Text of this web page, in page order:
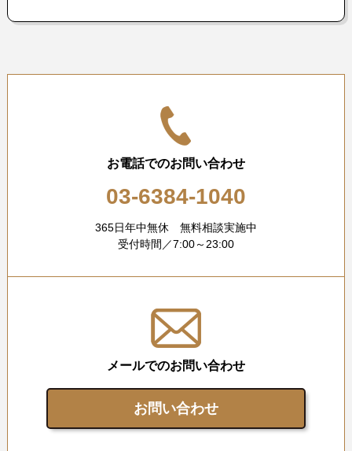
お電話でのお問い合わせ
03-6384-1040
365日年中無休 無料相談実施中
受付時間／7:00～23:00
メールでのお問い合わせ
お問い合わせ